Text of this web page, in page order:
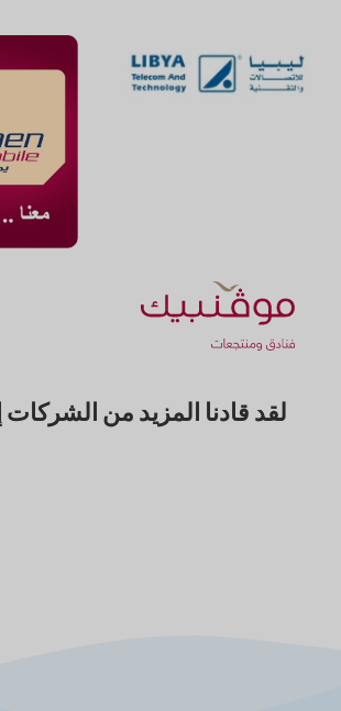
لقد قادنا المزيد من الشركات